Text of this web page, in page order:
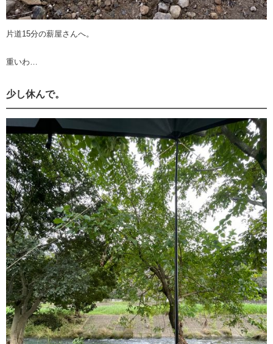
片道15分の薪屋さんへ。
重いわ…
少し休んで。